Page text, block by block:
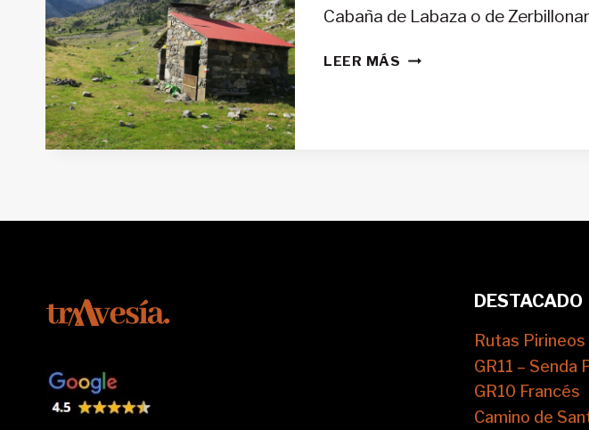
Cabaña de Labaza o de Zerbillonar
LEER MÁS CABAÑA
DESTACADO
Rutas Pirineos
GR11 – Senda
GR10 Francés
Camino de